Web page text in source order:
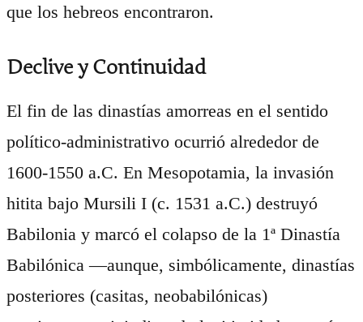
que los hebreos encontraron.
Declive y Continuidad
El fin de las dinastías amorreas en el sentido
político-administrativo ocurrió alrededor de
1600-1550 a.C. En Mesopotamia, la invasión
hitita bajo Mursili I (c. 1531 a.C.) destruyó
Babilonia y marcó el colapso de la 1ª Dinastía
Babilónica —aunque, simbólicamente, dinastías
posteriores (casitas, neobabilónicas)